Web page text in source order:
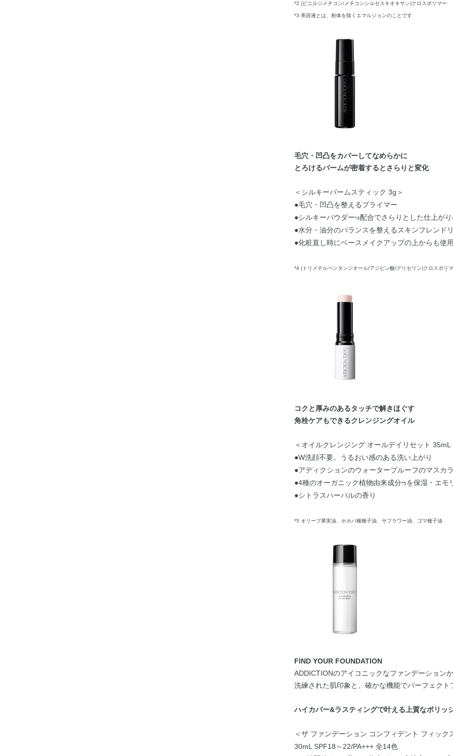
*2 (ビニルジメチコン/メチコンシルセスキオキサン)クロスポリマー
*3 美容液とは、粉体を除くエマルジョンのことです
毛穴・凹凸をカバーしてなめらかに
とろけるバームが密着するとさらりと変化
＜シルキーバームスティック 3g＞
●毛穴・凹凸を整えるプライマー
●シルキーパウダー*4配合でさらりとした仕上がり
●水分・油分のバランスを整えるスキンフレンド
●化粧直し時にベースメイクアップの上からも使
*4 (トリメチルペンタンジオール/アジピン酸/グリセリン)クロスポリ
コクと厚みのあるタッチで解きほぐす
角栓ケアもできるクレンジングオイル
＜オイルクレンジング オールデイリセット 35mL
●W洗顔不要。うるおい感のある洗い上がり
●アディクションのウォータープルーフのマスカ
●4種のオーガニック植物由来成分*5を保湿・エモ
●シトラスハーバルの香り
*5 オリーブ果実油、ホホバ種種子油、サフラワー油、ゴマ種子油
FIND YOUR FOUNDATION
ADDICTIONのアイコニックなファンデーションか
洗練された肌印象と、確かな機能でパーフェクト
ハイカバー&ラスティングで叶える上質なポリッ
＜ザ ファンデーション コンフィデント フィック
30mL SPF18～22/PA+++ 全14色